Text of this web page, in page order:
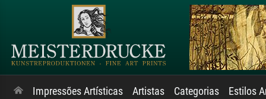
Impressões Artísticas Artistas Categorias Estilos